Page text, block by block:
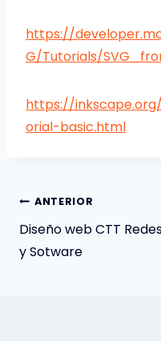
https://
G/Tutorials/
https://
orial-basic.html
de
ANTERIOR
Diseño web CTT
y Sotware